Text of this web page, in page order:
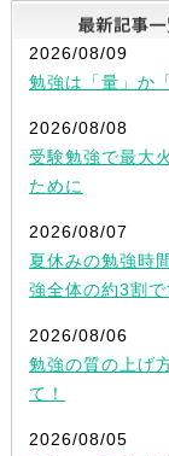
2026/08/09
勉強は「量」か
2026/08/08
受験勉強で最大
ために
2026/08/07
夏休みの勉強時
強全体の約3割で
2026/08/06
勉強の質の上げ
て！
2026/08/05